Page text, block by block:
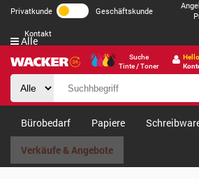
Privatkunde Geschäftskunde
Kontakt
Suche
Tinte / Toner
Alle
Bürobedarf Papiere
Verkäufe & Angebote